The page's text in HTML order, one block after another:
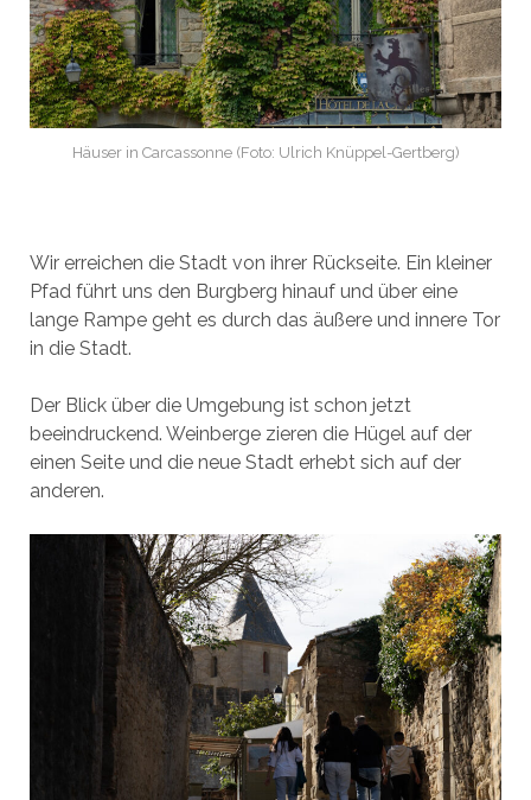
Häuser in Carcassonne (Foto: Ulrich Knüppel-Gertberg)
Wir erreichen die Stadt von ihrer Rückseite. Ein kleiner
Pfad führt uns den Burgberg hinauf und über eine
lange Rampe geht es durch das äußere und innere Tor
in die Stadt.
Der Blick über die Umgebung ist schon jetzt
beeindruckend. Weinberge zieren die Hügel auf der
einen Seite und die neue Stadt erhebt sich auf der
anderen.